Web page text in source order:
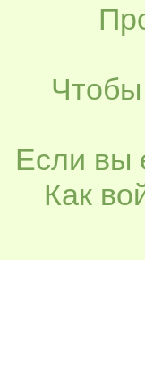
Чтобы
Если вы
Как